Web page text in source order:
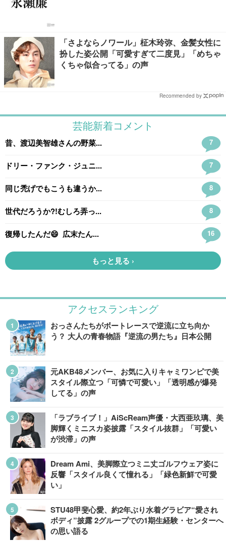
「さよならノワール」柾木玲弥、金髪女性に
扮した姿公開「可愛すぎて二度見」「めちゃ
くちゃ似合ってる」の声
Recommended by
アクセスランキング
おっさんたちがボートレースで逆流に立ち向か
う？ 大人の青春物語『逆流の男たち』日本公開
元AKB48メンバー、お気に入りキャミワンピで美
スタイル際立つ「可憐で可愛い」「透明感が爆発
してる」の声
「ラブライブ！」AiScReam声優・大西亜玖璃、美
脚輝くミニスカ姿披露「スタイル抜群」「可愛い
が渋滞」の声
Dream Ami、美脚際立つミニ丈ゴルフウェア姿に
反響「スタイル良くて憧れる」「緑色新鮮で可愛
い」
STU48甲斐心愛、約2年ぶり水着グラビア“愛され
ボディ”披露 2グループでの1期生経験・センターへ
の思い語る